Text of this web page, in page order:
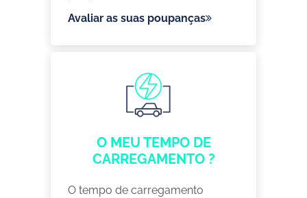
Avaliar as suas poupanças
O MEU TEMPO DE
CARREGAMENTO ?
O tempo de carregamento